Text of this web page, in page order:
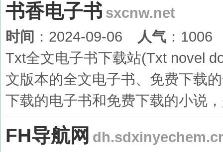
书香电子书 sxcnw.net
时间 ：2024-09-06 人气 ：1006
Txt全文电子书下载站(Txt novel
文版本的全文电子书、免费下载
下载的电子书和免费下载的小说
FH导航网